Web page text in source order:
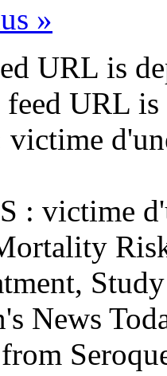
»
URL is
URL is
: victime
News